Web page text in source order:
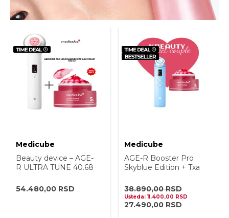
Medicube
Beauty device – AGE-
R ULTRA TUNE 40.68
54.480,00 RSD
Medicube
AGE-R Booster Pro
Skyblue Edition + Txa
Cream 55g
38.890,00RSD
Ušteda:11.400,00 RSD
27.490,00 RSD